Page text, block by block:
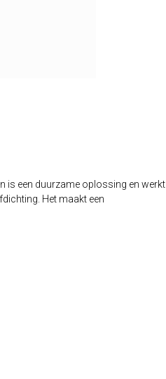
is een duurzame oplossing en werkt
Het maakt een